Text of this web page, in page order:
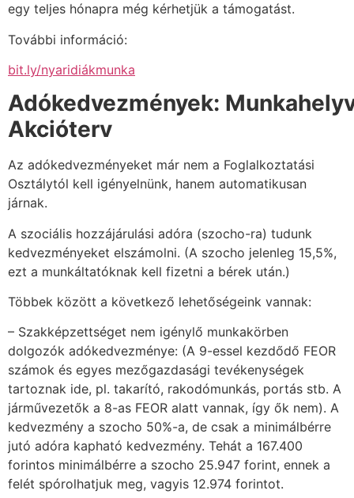
egy teljes hónapra még kérhetjük a támogatást.
További információ:
bit.ly/nyaridiákmunka
Adókedvezmények:
Akcióterv
Az adókedvezményeket már nem a Foglalkoztatási
Osztálytól kell igényelnünk, hanem automatikusan
járnak.
A szociális hozzájárulási adóra (szocho-ra) tudunk
kedvezményeket elszámolni. (A szocho jelenleg 15,5%,
ezt a munkáltatóknak kell fizetni a bérek után.)
Többek között a következő lehetőségeink vannak:
– Szakképzettséget nem igénylő munkakörben
dolgozók adókedvezménye: (A 9-essel kezdődő FEOR
számok és egyes mezőgazdasági tevékenységek
tartoznak ide, pl. takarító, rakodómunkás, portás stb. A
járművezetők a 8-as FEOR alatt vannak, így ők nem). A
kedvezmény a szocho 50%-a, de csak a minimálbérre
jutó adóra kapható kedvezmény. Tehát a 167.400
forintos minimálbérre a szocho 25.947 forint, ennek a
felét spórolhatjuk meg, vagyis 12.974 forintot.